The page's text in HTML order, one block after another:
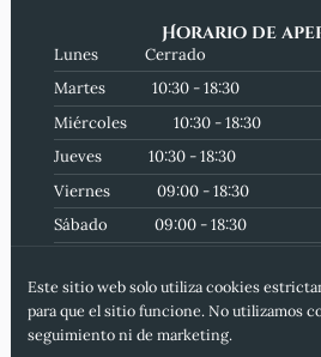
Horario de
Lunes
Cerrado
Martes
10:30 - 18:30
Miércoles
10:30 - 18:30
Jueves
10:30 - 18:30
Viernes
09:00 - 18:30
Sábado
09:00 - 18:30
Suscríbete a
Este sitio web solo utiliza cookies
para que el sitio funcione. No utilizamos
seguimiento ni de marketing.